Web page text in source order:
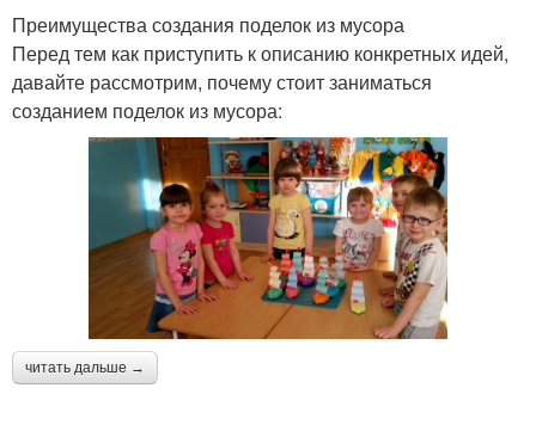
Преимущества создания поделок из мусора
Перед тем как приступить к описанию конкретных идей,
давайте рассмотрим, почему стоит заниматься
созданием поделок из мусора:
читать дальше →